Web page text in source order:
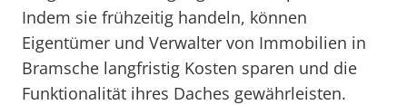
Indem sie frühzeitig handeln, können
Eigentümer und Verwalter von Immobilien in
Bramsche langfristig Kosten sparen und die
Funktionalität ihres Daches gewährleisten.